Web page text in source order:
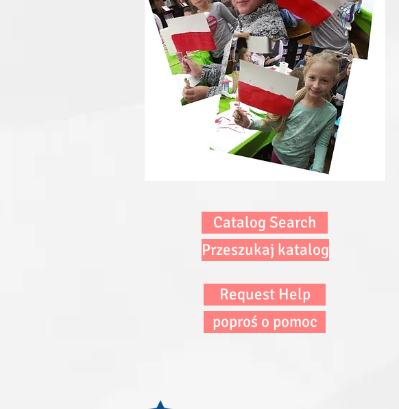
Catalog Search
Przeszukaj katalog
Request Help
poproś o pomoc